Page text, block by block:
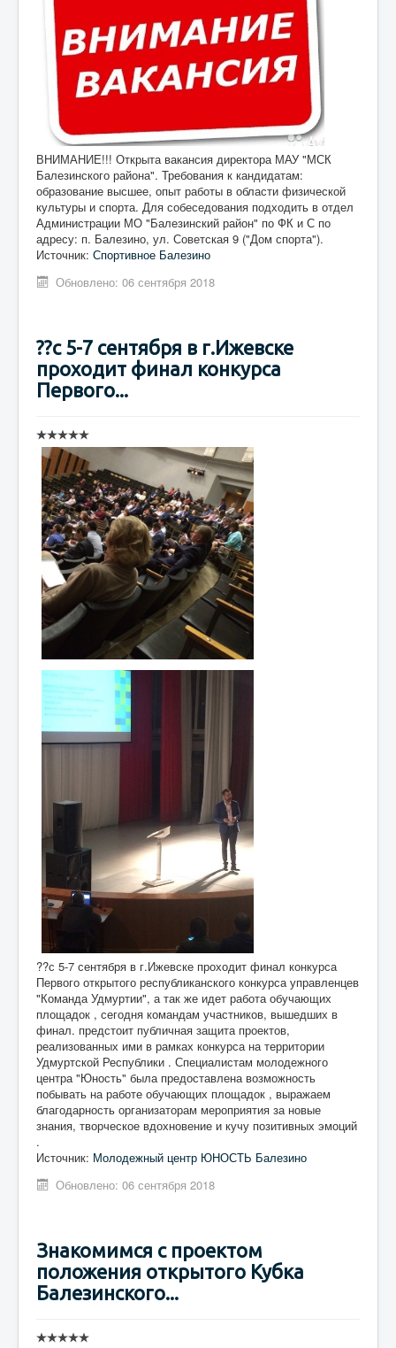
ВНИМАНИЕ!!! Открыта вакансия директора МАУ "МСК
Балезинского района". Требования к кандидатам:
образование высшее, опыт работы в области физической
культуры и спорта. Для собеседования подходить в отдел
Администрации МО "Балезинский район" по ФК и С по
адресу: п. Балезино, ул. Советская 9 ("Дом спорта").
Источник: Спортивное Балезино
Обновлено: 06 сентября 2018
??с 5-7 сентября в г.Ижевске
проходит финал конкурса
Первого...
??с 5-7 сентября в г.Ижевске проходит финал конкурса
Первого открытого республиканского конкурса управленцев
"Команда Удмуртии", а так же идет работа обучающих
площадок , сегодня командам участников, вышедших в
финал. предстоит публичная защита проектов,
реализованных ими в рамках конкурса на территории
Удмуртской Республики . Специалистам молодежного
центра "Юность" была предоставлена возможность
побывать на работе обучающих площадок , выражаем
благодарность организаторам мероприятия за новые
знания, творческое вдохновение и кучу позитивных эмоций
.
Источник: Молодежный центр ЮНОСТЬ Балезино
Обновлено: 06 сентября 2018
Знакомимся с проектом
положения открытого Кубка
Балезинского...